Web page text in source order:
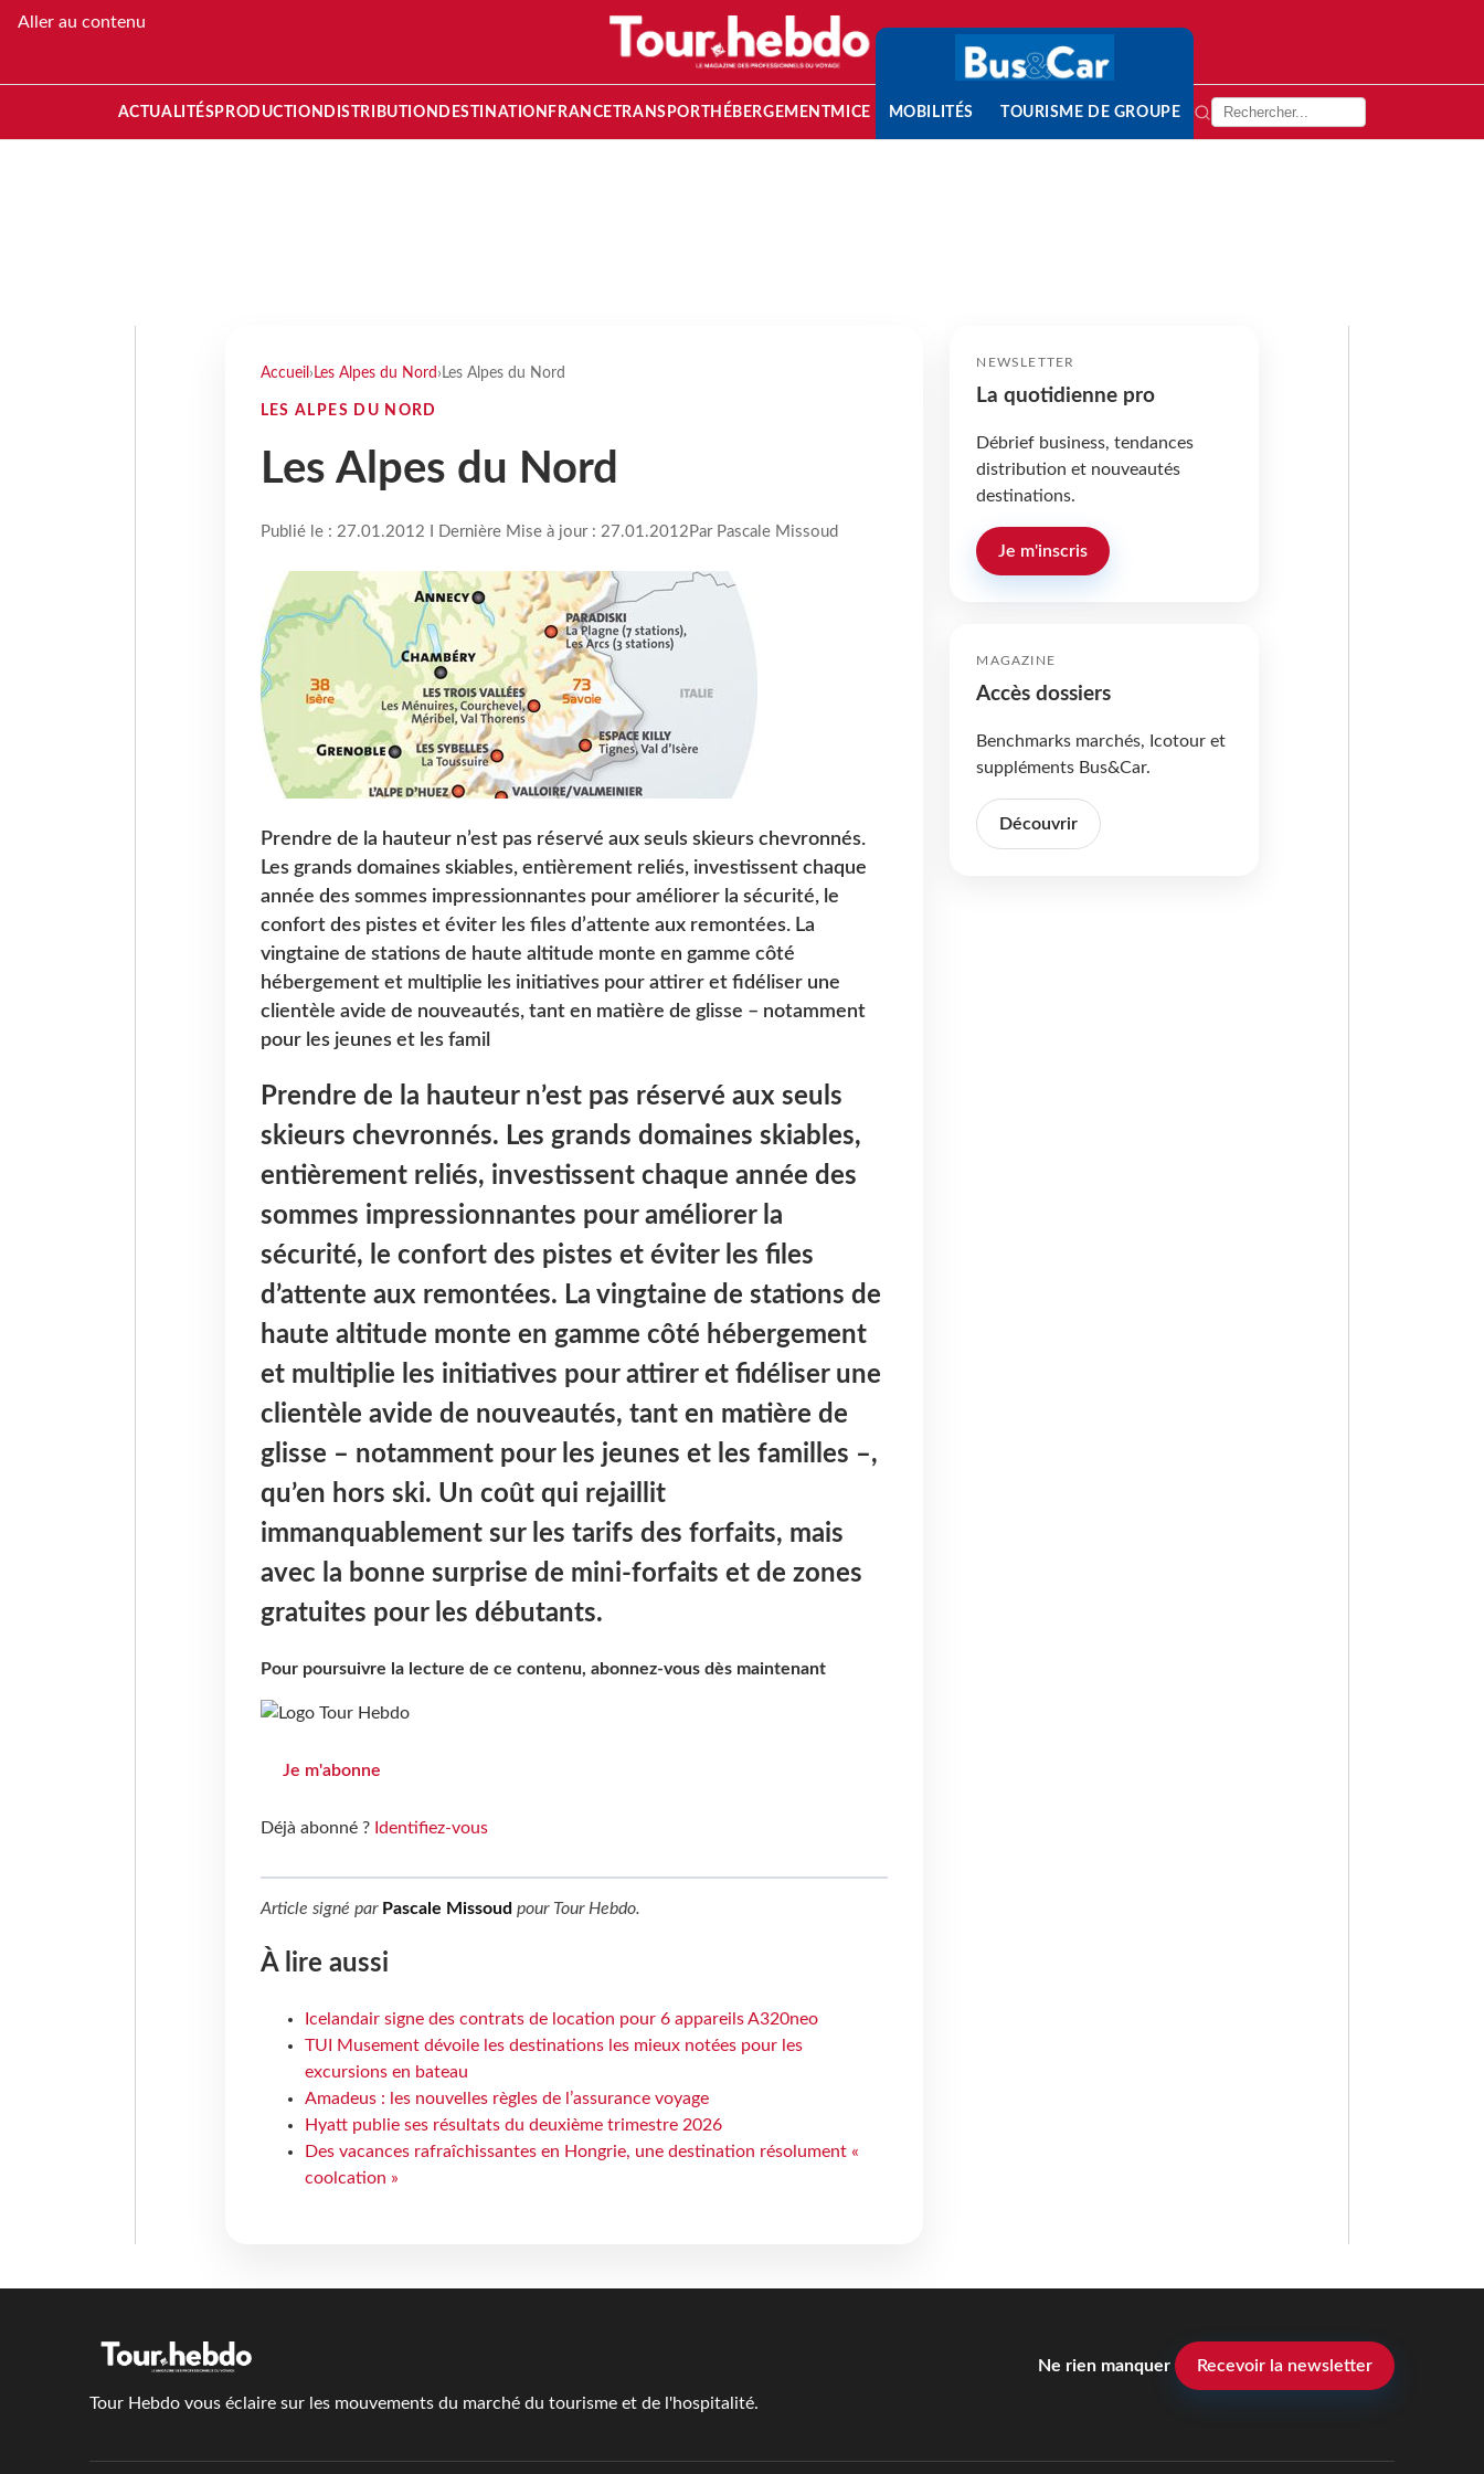
Aller au contenu
ACTUALITÉS PRODUCTION DISTRIBUTION DESTINATION FRANCETRANSPORT HÉBERGEMENTMICE MOBILITÉS TOURISME DE GROUPE
Accueil › Les Alpes du Nord › Les Alpes du Nord
LES ALPES DU NORD
Les Alpes du Nord
Publié le : 27.01.2012 I Dernière Mise à jour : 27.01.2012 Par Pascale Missoud
Prendre de la hauteur n’est pas réservé aux seuls skieurs chevronnés.
Les grands domaines skiables, entièrement reliés, investissent chaque
année des sommes impressionnantes pour améliorer la sécurité, le
confort des pistes et éviter les files d’attente aux remontées. La
vingtaine de stations de haute altitude monte en gamme côté
hébergement et multiplie les initiatives pour attirer et fidéliser une
clientèle avide de nouveautés, tant en matière de glisse – notamment
pour les jeunes et les famil
Prendre de la hauteur n’est pas réservé aux seuls
skieurs chevronnés. Les grands domaines skiables,
entièrement reliés, investissent chaque année des
sommes impressionnantes pour améliorer la
sécurité, le confort des pistes et éviter les files
d’attente aux remontées. La vingtaine de stations de
haute altitude monte en gamme côté hébergement
et multiplie les initiatives pour attirer et fidéliser une
clientèle avide de nouveautés, tant en matière de
glisse – notamment pour les jeunes et les familles –,
qu’en hors ski. Un coût qui rejaillit
immanquablement sur les tarifs des forfaits, mais
avec la bonne surprise de mini-forfaits et de zones
gratuites pour les débutants.
Pour poursuivre la lecture de ce contenu, abonnez-vous dès maintenant
Je m'abonne
Déjà abonné ? Identifiez-vous
Article signé par Pascale Missoud pour Tour Hebdo.
À lire aussi
Icelandair signe des contrats de location pour 6 appareils A320neo
TUI Musement dévoile les destinations les mieux notées pour les
excursions en bateau
Amadeus : les nouvelles règles de l’assurance voyage
Hyatt publie ses résultats du deuxième trimestre 2026
Des vacances rafraîchissantes en Hongrie, une destination résolument «
coolcation »
NEWSLETTER
La quotidienne pro
Débrief business, tendances
distribution et nouveautés
destinations.
Je m'inscris
MAGAZINE
Accès dossiers
Benchmarks marchés, Icotour et
suppléments Bus&Car.
Découvrir
Tour Hebdo vous éclaire sur les mouvements du marché du tourisme et de l'hospitalité.
Ne rien manquer Recevoir la newsletter